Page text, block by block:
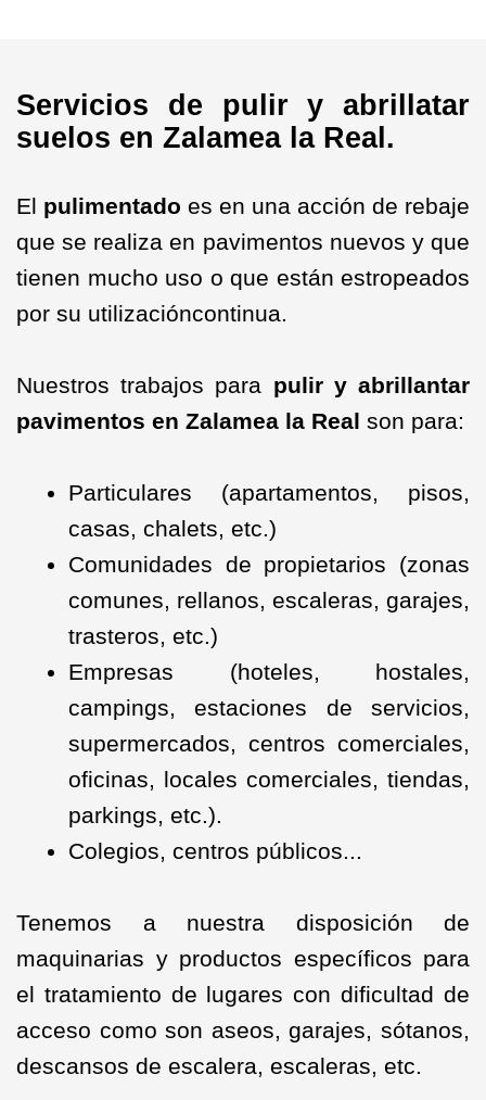
Servicios de pulir y abrillatar
suelos en Zalamea la Real.
El pulimentado es en una acción de rebaje
que se realiza en pavimentos nuevos y que
tienen mucho uso o que están estropeados
por su utilizacióncontinua.
Nuestros trabajos para pulir y abrillantar
pavimentos en Zalamea la Real son para:
Particulares (apartamentos, pisos,
casas, chalets, etc.)
Comunidades de propietarios (zonas
comunes, rellanos, escaleras, garajes,
trasteros, etc.)
Empresas (hoteles, hostales,
campings, estaciones de servicios,
supermercados, centros comerciales,
oficinas, locales comerciales, tiendas,
parkings, etc.).
Colegios, centros públicos...
Tenemos a nuestra disposición de
maquinarias y productos específicos para
el tratamiento de lugares con dificultad de
acceso como son aseos, garajes, sótanos,
descansos de escalera, escaleras, etc.